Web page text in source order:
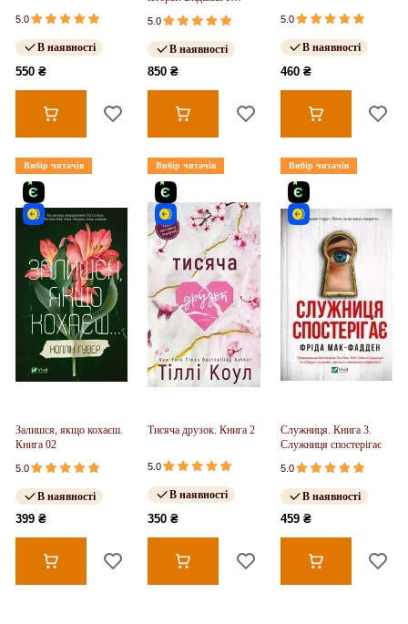
5.0
В наявності
550 ₴
ілюстрованим зрізом
(у)
5.0
В наявності
850 ₴
5.0
В наявності
460 ₴
Вибір читачів
Залишся, якщо кохаєш.
Книга 02
5.0
В наявності
399 ₴
Вибір читачів
Тисяча друзок. Книга 2
5.0
В наявності
350 ₴
Вибір читачів
Служниця. Книга 3.
Служниця спостерігає
5.0
В наявності
459 ₴